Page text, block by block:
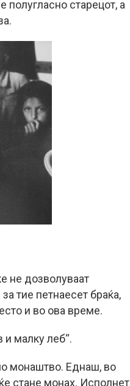
полугласно старецот, а
не дозволуваат
тие петнаесет браќа,
и во ова време.
малку леб“.
монаштво. Еднаш, во
стане монах. Исполнет